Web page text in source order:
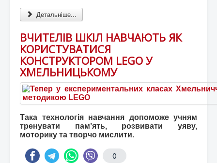
Детальніше...
ВЧИТЕЛІВ ШКІЛ НАВЧАЮТЬ ЯК
КОРИСТУВАТИСЯ
КОНСТРУКТОРОМ LEGO У
ХМЕЛЬНИЦЬКОМУ
Така технологія навчання допоможе учням
тренувати пам’ять, розвивати уяву,
моторику та творчо мислити.
0